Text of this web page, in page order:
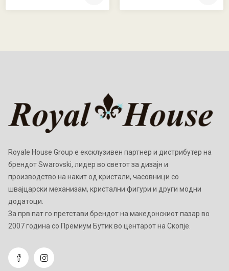
Royale House Group е ексклузивен партнер и дистрибутер на
брендот Swarovski, лидер во светот за дизајн и
производство на накит од кристали, часовници со
швајцарски механизам, кристални фигури и други модни
додатоци.
Зa прв пат го претстави брендот на македонскиот пазар во
2007 година со Премиум Бутик во центарот на Скопје.